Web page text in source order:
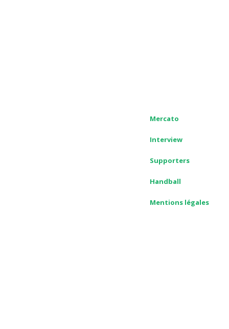
Mercato
Interview
Supporters
Handball
Mentions légales